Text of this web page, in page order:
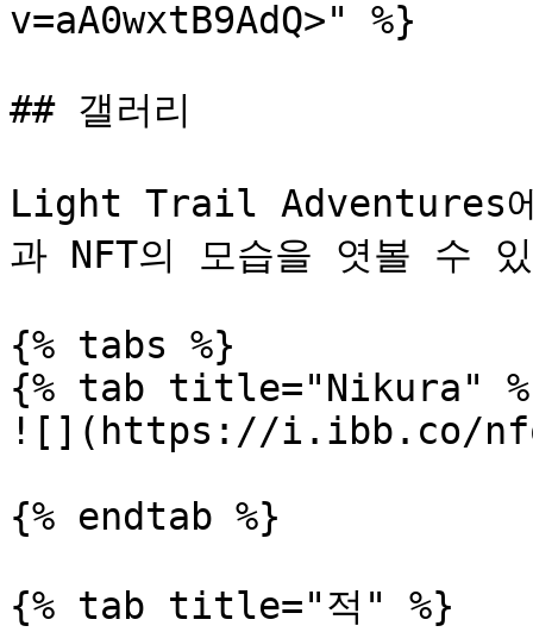
v=aA0wxtB9AdQ>" %}
## 갤러리
Light Trail Adventures에
과 NFT의 모습을 엿볼 수
{% tabs %}
{% tab title="Nikura"
![](https://i.ibb.co/
{% endtab %}
{% tab title="적" %}